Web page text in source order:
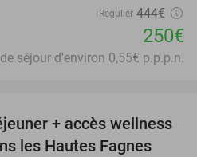
Régulier 444€
250€
séjour d'environ 0,55€ p.p.p.n.
32%
+ accès wellness
les Hautes Fagnes